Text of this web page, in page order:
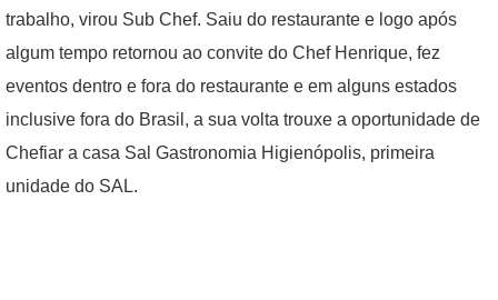
trabalho, virou Sub Chef. Saiu do restaurante e logo após
algum tempo retornou ao convite do Chef Henrique, fez
eventos dentro e fora do restaurante e em alguns estados
inclusive fora do Brasil, a sua volta trouxe a oportunidade de
Chefiar a casa Sal Gastronomia Higienópolis, primeira
unidade do SAL.